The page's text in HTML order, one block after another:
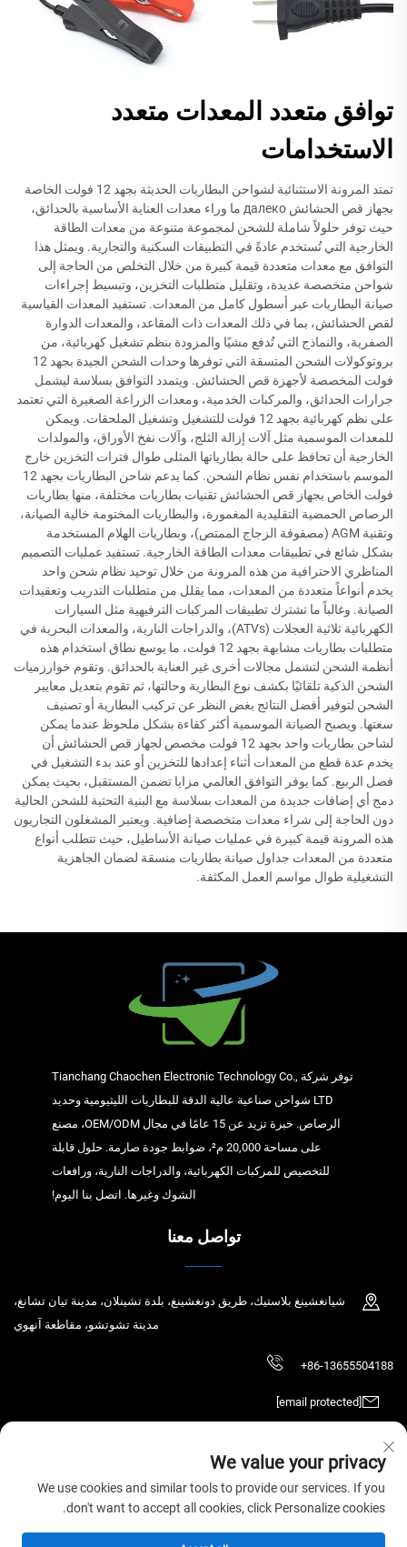
توافق متعدد المعدات متعدد
الاستخدامات
تمتد المرونة الاستثنائية لشواحن البطاريات الحديثة بجهد 12 فولت الخاصة
بجهاز قص الحشائش далеко ما وراء معدات العناية الأساسية بالحدائق،
حيث توفر حلولاً شاملة للشحن لمجموعة متنوعة من معدات الطاقة
الخارجية التي تُستخدم عادةً في التطبيقات السكنية والتجارية. ويمثل هذا
التوافق مع معدات متعددة قيمة كبيرة من خلال التخلص من الحاجة إلى
شواحن متخصصة عديدة، وتقليل متطلبات التخزين، وتبسيط إجراءات
صيانة البطاريات عبر أسطول كامل من المعدات. تستفيد المعدات القياسية
لقص الحشائش، بما في ذلك المعدات ذات المقاعد، والمعدات الدوارة
الصفرية، والنماذج التي تُدفع مشيًا والمزودة بنظم تشغيل كهربائية، من
بروتوكولات الشحن المتسقة التي توفرها وحدات الشحن الجيدة بجهد 12
فولت المخصصة لأجهزة قص الحشائش. ويتمدد التوافق بسلاسة ليشمل
جرارات الحدائق، والمركبات الخدمية، ومعدات الزراعة الصغيرة التي تعتمد
على نظم كهربائية بجهد 12 فولت للتشغيل وتشغيل الملحقات. ويمكن
للمعدات الموسمية مثل آلات إزالة الثلج، وآلات نفخ الأوراق، والمولدات
الخارجية أن تحافظ على حالة بطارياتها المثلى طوال فترات التخزين خارج
الموسم باستخدام نفس نظام الشحن. كما يدعم شاحن البطاريات بجهد 12
فولت الخاص بجهاز قص الحشائش تقنيات بطاريات مختلفة، منها بطاريات
الرصاص الحمضية التقليدية المغمورة، والبطاريات المختومة خالية الصيانة،
وتقنية AGM (مصفوفة الزجاج الممتص)، وبطاريات الهلام المستخدمة
بشكل شائع في تطبيقات معدات الطاقة الخارجية. تستفيد عمليات التصميم
المناظري الاحترافية من هذه المرونة من خلال توحيد نظام شحن واحد
يخدم أنواعاً متعددة من المعدات، مما يقلل من متطلبات التدريب وتعقيدات
الصيانة. وغالباً ما تشترك تطبيقات المركبات الترفيهية مثل السيارات
الكهربائية ثلاثية العجلات (ATVs)، والدراجات النارية، والمعدات البحرية في
متطلبات بطاريات مشابهة بجهد 12 فولت، ما يوسع نطاق استخدام هذه
أنظمة الشحن لتشمل مجالات أخرى غير العناية بالحدائق. وتقوم خوارزميات
الشحن الذكية تلقائيًا بكشف نوع البطارية وحالتها، ثم تقوم بتعديل معايير
الشحن لتوفير أفضل النتائج بغض النظر عن تركيب البطارية أو تصنيف
سعتها. ويصبح الصيانة الموسمية أكثر كفاءة بشكل ملحوظ عندما يمكن
لشاحن بطاريات واحد بجهد 12 فولت مخصص لجهاز قص الحشائش أن
يخدم عدة قطع من المعدات أثناء إعدادها للتخزين أو عند بدء التشغيل في
فصل الربيع. كما يوفر التوافق العالمي مزايا تضمن المستقبل، بحيث يمكن
دمج أي إضافات جديدة من المعدات بسلاسة مع البنية التحتية للشحن الحالية
دون الحاجة إلى شراء معدات متخصصة إضافية. ويعتبر المشغلون التجاريون
هذه المرونة قيمة كبيرة في عمليات صيانة الأساطيل، حيث تتطلب أنواع
متعددة من المعدات جداول صيانة بطاريات منسقة لضمان الجاهزية
التشغيلية طوال مواسم العمل المكثفة.
توفر شركة Tianchang Chaochen Electronic Technology Co.,
LTD شواحن صناعية عالية الدقة للبطاريات الليثيومية وحديد
الرصاص. خبرة تزيد عن 15 عامًا في مجال OEM/ODM، مصنع
على مساحة 20,000 م²، ضوابط جودة صارمة. حلول قابلة
للتخصيص للمركبات الكهربائية، والدراجات النارية، ورافعات
الشوك وغيرها. اتصل بنا اليوم!
تواصل معنا
شيانغشينغ بلاستيك، طريق دونغشينغ، بلدة تشينلان، مدينة تيان تشانغ،
مدينة تشوتشو، مقاطعة آنهوي
+86-13655504188
حقوق الطبع والنشر © 2025 تيان تشانغ تشاوتشين للتكنولوجيا الإلكترونية المحدودة.
جميع الحقوق محفوظة.سياسة الخصوصية
We value your privacy
We use cookies and similar tools to provide our services. If you
don't want to accept all cookies, click Personalize cookies.